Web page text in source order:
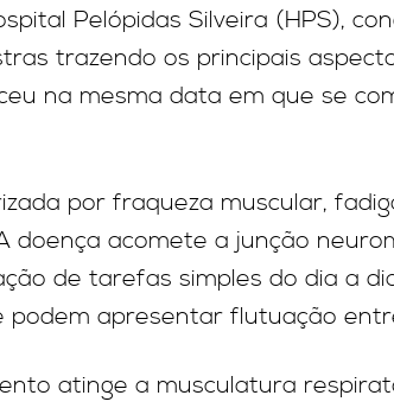
Pelópidas Silveira (HPS),
trazendo os principais
na mesma data em que se
por fraqueza muscular,
acomete a junção
de tarefas simples do dia a
podem apresentar flutuação
atinge a musculatura